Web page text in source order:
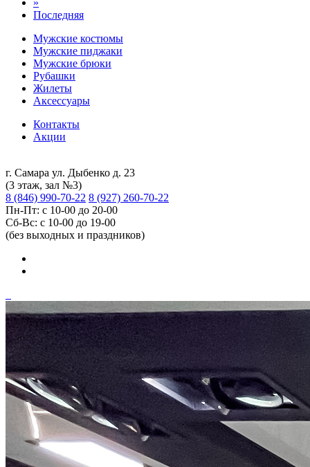
»
Последняя
Мужские костюмы
Мужские пиджаки
Мужские брюки
Рубашки
Жилеты
Аксессуары
Контакты
Акции
г. Самара ул. Дыбенко д. 23
(3 этаж, зал №3)
8 (846) 990-70-22 8 (927) 260-70-22
Пн-Пт: с 10-00 до 20-00
Сб-Вс: с 10-00 до 19-00
(без выходных и праздников)